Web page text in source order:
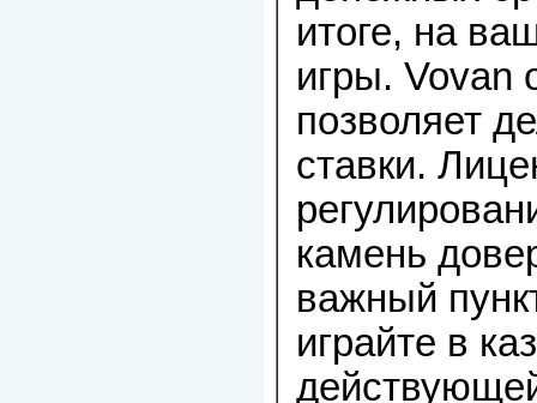
итоге, на
игры. Vovan
позволяет
ставки.
камень
важный
играйте в